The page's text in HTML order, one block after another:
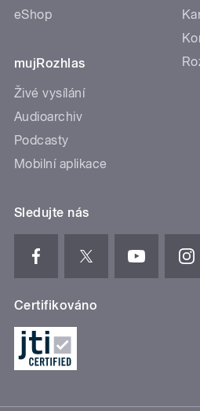
eShop
mujRozhlas
Živé vysílání
Audioarchiv
Podcasty
Mobilní aplikace
Sledujte nás
Certifikováno